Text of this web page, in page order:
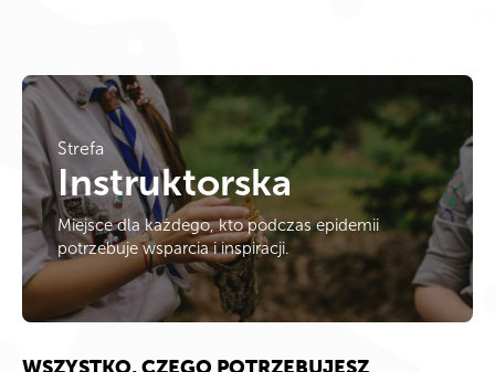
Strefa
Instruktorska
Miejsce dla każdego, kto podczas epidemii
potrzebuje wsparcia i inspiracji.